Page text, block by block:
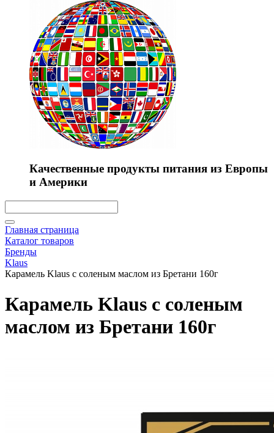
Качественные продукты питания из Европы
и Америки
Главная страница
Каталог товаров
Бренды
Klaus
Карамель Klaus с соленым маслом из Бретани 160г
Карамель Klaus с соленым
маслом из Бретани 160г